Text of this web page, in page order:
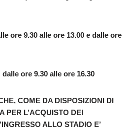
ore 9.30 alle ore 13.00 e dalle ore
ore 9.30 alle ore 16.30
COME DA DISPOSIZIONI DI
PER L’ACQUISTO DEI
ALLO STADIO E’